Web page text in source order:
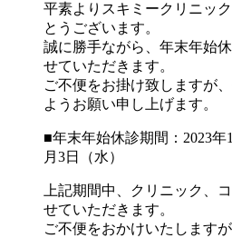
平素よりスキミークリニッ
とうございます。
誠に勝手ながら、年末年始
せていただきます。
ご不便をお掛け致しますが
ようお願い申し上げます。
■年末年始休診期間：2023年
月3日（水）
上記期間中、クリニック、
せていただきます。
ご不便をおかけいたします